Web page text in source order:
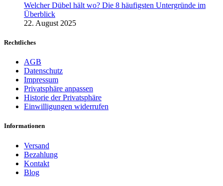
Welcher Dübel hält wo? Die 8 häufigsten Untergründe im
Überblick
22. August 2025
Rechtliches
AGB
Datenschutz
Impressum
Privatsphäre anpassen
Historie der Privatsphäre
Einwilligungen widerrufen
Informationen
Versand
Bezahlung
Kontakt
Blog